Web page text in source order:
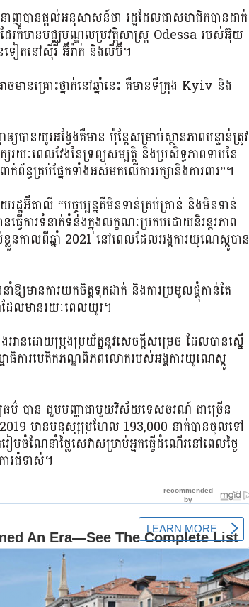
បានផ្តល់អនុសាសន៍ថា រដ្ឋដែលជាសមាជិកបានដាក់
ែរក៏មានមជ្ឈមណ្ឌលប្រវត្តិសាស្ត្រ Odessa របស់អ៊ុយ
ទៀតនៅស៊ីរី អ៊ីរ៉ាក់ និងលីប៊ី។
មានគ្រោះថ្នាក់នៅឆ្នាំនេះ គឺមានទីក្រុង Kyiv និង
នយូរអង្វែងគឺមាន ប៉ុន្តែសម្រាប់ស្ថានភាពបន្ទាន់ត្រូវ
សរយៈពេលវែងនៃទ្រព្យសម្បត្តិ និងប្រសិទ្ធភាពទាបនៃ
ន្ធគ្រប់ផ្នែកទាំងអស់មកលើការរក្សានិងការពារ”។
ឋអ៊ីតាលី “បច្ចុប្បន្នគឺមិនទាន់គ្រប់គ្រាន់ និងមិនទាន់
វើការទំនាក់ទំនងក្នុងលក្ខណៈប្រកបដោយនិរន្តរភាព
នកាលពីឆ្នាំ 2021 នៅពេលដែលអង្គការយូណេស្កូបាន
ឱ្យមានការយកចិត្តទុកដាក់ និងការប្រមូលផ្តុំកាន់តែ
ាដែលមានរយៈពេលយូរ។
ានដោយប្រុងប្រយ័ត្ននូវសេចក្តីសម្រេច ដែលបានស្នើ
ការបេតិកភណ្ឌពិភពលោករបស់អង្គការយូណេស្កូ
ម៌ បាន ជួបបញ្ហាជាមួយវិស័យទេសចរណ៍ ជាច្រើន
មានមនុស្សប្រហែល 193,000 នាក់បានចូលទៅ
ណែនាំថ្លៃសេវាសម្រាប់អ្នកធ្វើដំណើរនៅពេលថ្ងៃ
ារជំទាស់។